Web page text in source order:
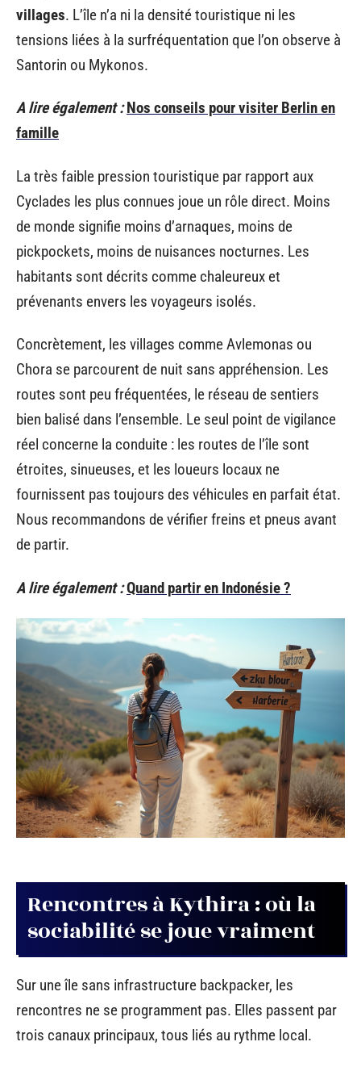
villages. L’île n’a ni la densité touristique ni les
tensions liées à la surfréquentation que l’on observe à
Santorin ou Mykonos.
A lire également : Nos conseils pour visiter Berlin en
famille
La très faible pression touristique par rapport aux
Cyclades les plus connues joue un rôle direct. Moins
de monde signifie moins d’arnaques, moins de
pickpockets, moins de nuisances nocturnes. Les
habitants sont décrits comme chaleureux et
prévenants envers les voyageurs isolés.
Concrètement, les villages comme Avlemonas ou
Chora se parcourent de nuit sans appréhension. Les
routes sont peu fréquentées, le réseau de sentiers
bien balisé dans l’ensemble. Le seul point de vigilance
réel concerne la conduite : les routes de l’île sont
étroites, sinueuses, et les loueurs locaux ne
fournissent pas toujours des véhicules en parfait état.
Nous recommandons de vérifier freins et pneus avant
de partir.
A lire également :Quand partir en Indonésie ?
Rencontres à Kythira : où la
sociabilité se joue vraiment
Sur une île sans infrastructure backpacker, les
rencontres ne se programment pas. Elles passent par
trois canaux principaux, tous liés au rythme local.